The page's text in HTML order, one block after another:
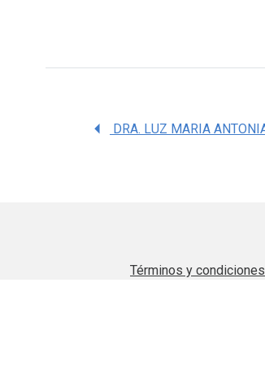
Términos y condiciones